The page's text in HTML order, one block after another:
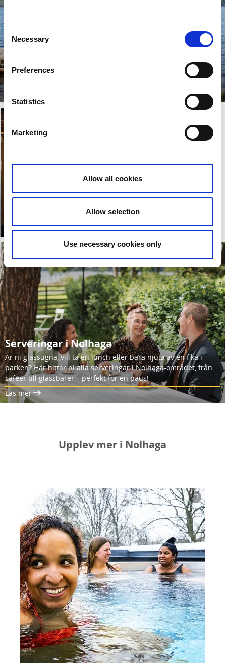
Consent
Selection
Necessary
Preferences
Statistics
Marketing
Allow all cookies
Allow selection
Use necessary cookies only
mer om slottets historia samt
den varsamma
Läs mer
Serveringar i Nolhaga
Är ni glassugna, vill ta en lunch eller bara njuta av en fika i
parken? Här hittar ni alla serveringar i Nolhaga-området, från
caféer till glassbarer – perfekt för en paus!
Läs mer
Upplev mer i Nolhaga